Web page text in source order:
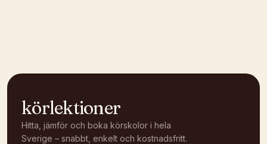
körlektioner
Hitta, jämför och boka körskolor i hela
Sverige – snabbt, enkelt och kostnadsfritt.